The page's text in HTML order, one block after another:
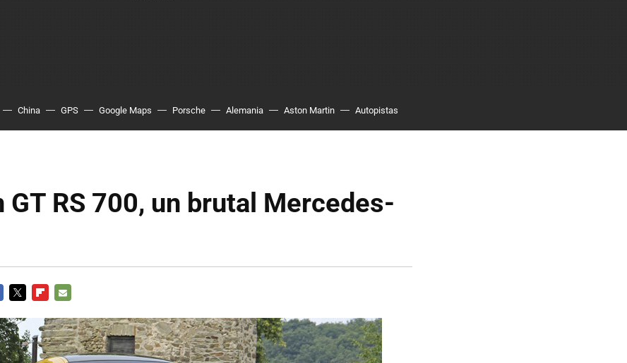
China GPS Google Maps Porsche Alemania Aston Martin Autopistas
GT RS 700, un brutal Mercedes-
MAIL